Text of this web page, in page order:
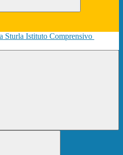
Istituto Comprensivo